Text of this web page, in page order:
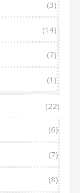
(3)
(14)
(7)
(1)
(22)
(6)
(7)
(8)